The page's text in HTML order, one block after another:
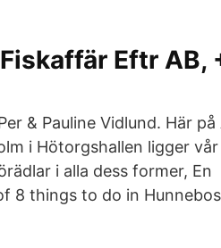
Eftr
& Pauline Vidlund. Här
i Hötorgshallen ligger
i alla dess former,
8 things to do in